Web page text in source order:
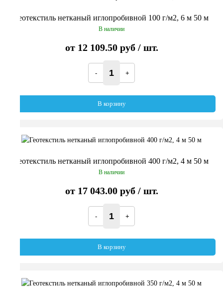
Геотекстиль нетканый иглопробивной 100 г/м2, 6 м 50 м
В наличии
от 12 109.50 руб/ шт.
В корзину
Геотекстиль нетканый иглопробивной 400 г/м2, 4 м 50 м
В наличии
от 17 043.00 руб/ шт.
В корзину